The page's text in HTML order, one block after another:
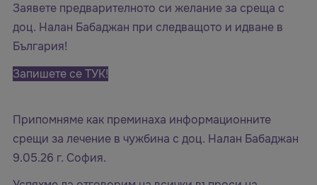
Заявете предварителното си желание за среща с
доц. Налан Бабаджан при следващото и идване в
България!
Запишете се ТУК!
Припомняме как преминаха информационните
срещи за лечение в чужбина с доц. Налан Бабаджан
9.05.26 г. София.